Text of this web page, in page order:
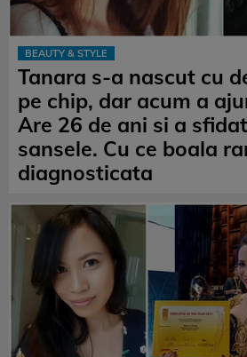
BEAUTY & STYLE
Tanara s-a nascut cu
pe chip, dar acum a
Are 26 de ani si a
sansele. Cu ce boala
diagnosticata